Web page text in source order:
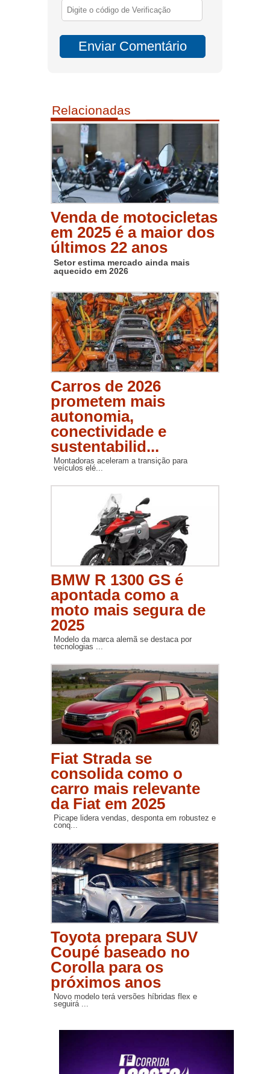
Relacionadas
Venda de motocicletas
em 2025 é a maior dos
últimos 22 anos
Setor estima mercado ainda mais
aquecido em 2026
Carros de 2026
prometem mais
autonomia,
conectividade e
sustentabilid...
Montadoras aceleram a transição para
veículos elé...
BMW R 1300 GS é
apontada como a
moto mais segura de
2025
Modelo da marca alemã se destaca por
tecnologias ...
Fiat Strada se
consolida como o
carro mais relevante
da Fiat em 2025
Picape lidera vendas, desponta em robustez e
conq...
Toyota prepara SUV
Coupé baseado no
Corolla para os
próximos anos
Novo modelo terá versões híbridas flex e
seguirá ...